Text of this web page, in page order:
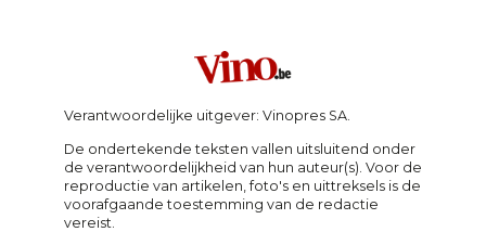
Verantwoordelijke uitgever: Vinopres SA.
De ondertekende teksten vallen uitsluitend onder
de verantwoordelijkheid van hun auteur(s). Voor de
reproductie van artikelen, foto's en uittreksels is de
voorafgaande toestemming van de redactie
vereist.